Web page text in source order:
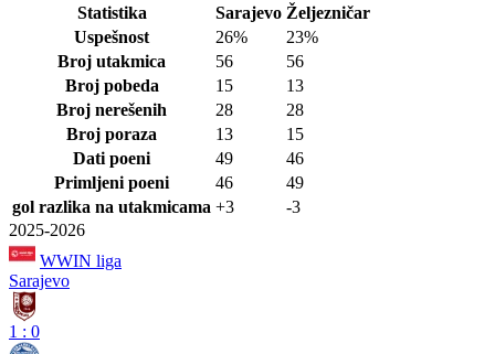
Statistika
Sarajevo Željezničar
Uspešnost
26%
23%
Broj utakmica
56
56
Broj pobeda
15
13
Broj nerešenih
28
28
Broj poraza
13
15
Dati poeni
49
46
Primljeni poeni
46
49
gol razlika na utakmicama +3
-3
2025-2026
WWIN liga
Sarajevo
1 : 0